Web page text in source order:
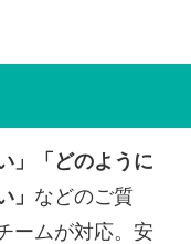
」「どのように
」 などのご質
ームが対応。安